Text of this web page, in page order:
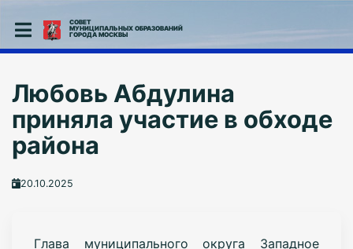
СОВЕТ
МУНИЦИПАЛЬНЫХ ОБРАЗОВАНИЙ
ГОРОДА МОСКВЫ
Любовь Абдулина
приняла участие в обходе
района
20.10.2025
Глава муниципального округа Западное